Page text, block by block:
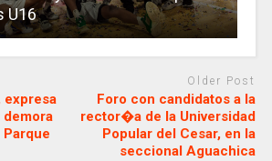
U16
expresa
Older Post
Foro con candidatos a la
rector�a de la Universidad
Popular del Cesar, en la
seccional Aguachica